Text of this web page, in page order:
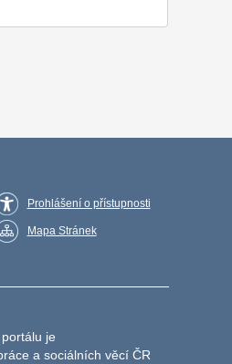
Prohlášení o přístupnosti
Mapa Stránek
je
a sociálních věcí ČR